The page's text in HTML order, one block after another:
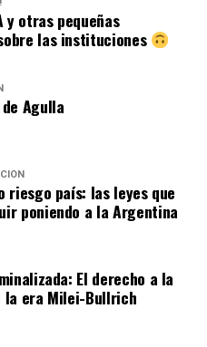
y otras pequeñas
las instituciones
Agulla
riesgo país: las leyes que
poniendo a la Argentina
El derecho a la
la era Milei-Bullrich